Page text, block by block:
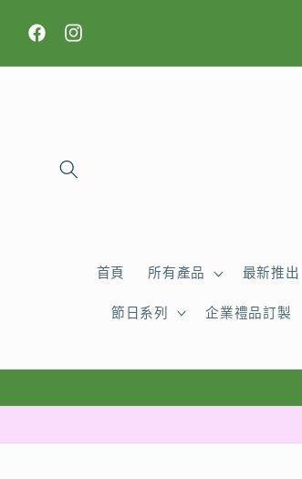
容
FacebookInstagram
首頁 所有產品 最新推出
節日系列 企業禮品訂製